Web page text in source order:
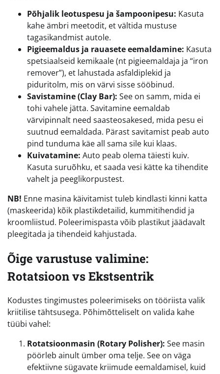
Põhjalik leotuspesu ja šampoonipesu: Kasuta
kahe ämbri meetodit, et vältida mustuse
tagasikandmist autole.
Pigieemaldus ja rauasete eemaldamine: Kasuta
spetsiaalseid kemikaale (nt pigieemaldaja ja “iron
remover”), et lahustada asfaldiplekid ja
piduritolm, mis on värvi sisse sööbinud.
Savistamine (Clay Bar): See on samm, mida ei
tohi vahele jätta. Savitamine eemaldab
värvipinnalt need saasteosakesed, mida pesu ei
suutnud eemaldada. Pärast savitamist peab auto
pind tunduma käe all sama sile kui klaas.
Kuivatamine: Auto peab olema täiesti kuiv.
Kasuta suruõhku, et saada vesi kätte ka tihendite
vahelt ja peeglikorpustest.
NB! Enne masina käivitamist tuleb kindlasti kinni katta
(maskeerida) kõik plastikdetailid, kummitihendid ja
kroomliistud. Poleerimispasta võib plastikut jäädavalt
pleegitada ja tihendeid kahjustada.
Õige varustuse valimine:
Rotatsioon vs Ekstsentrik
Kodustes tingimustes poleerimiseks on tööriista valik
kriitilise tähtsusega. Põhimõtteliselt on valida kahe
tüübi vahel:
Rotatsioonmasin (Rotary Polisher): See masin
pöörleb ainult ümber oma telje. See on väga
efektiivne sügavate kriimude eemaldamisel, kuid